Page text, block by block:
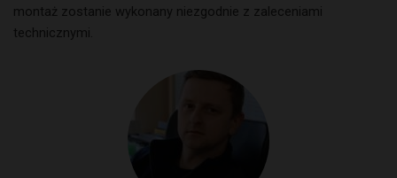
montaż zostanie wykonany niezgodnie z zaleceniami
technicznymi.